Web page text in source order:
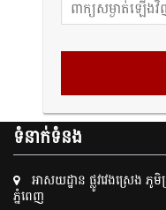
ទំនាក់ទំនង
អាសយដ្ឋាន ផ្លូវវេងស្រេង
ភ្នំពេញ